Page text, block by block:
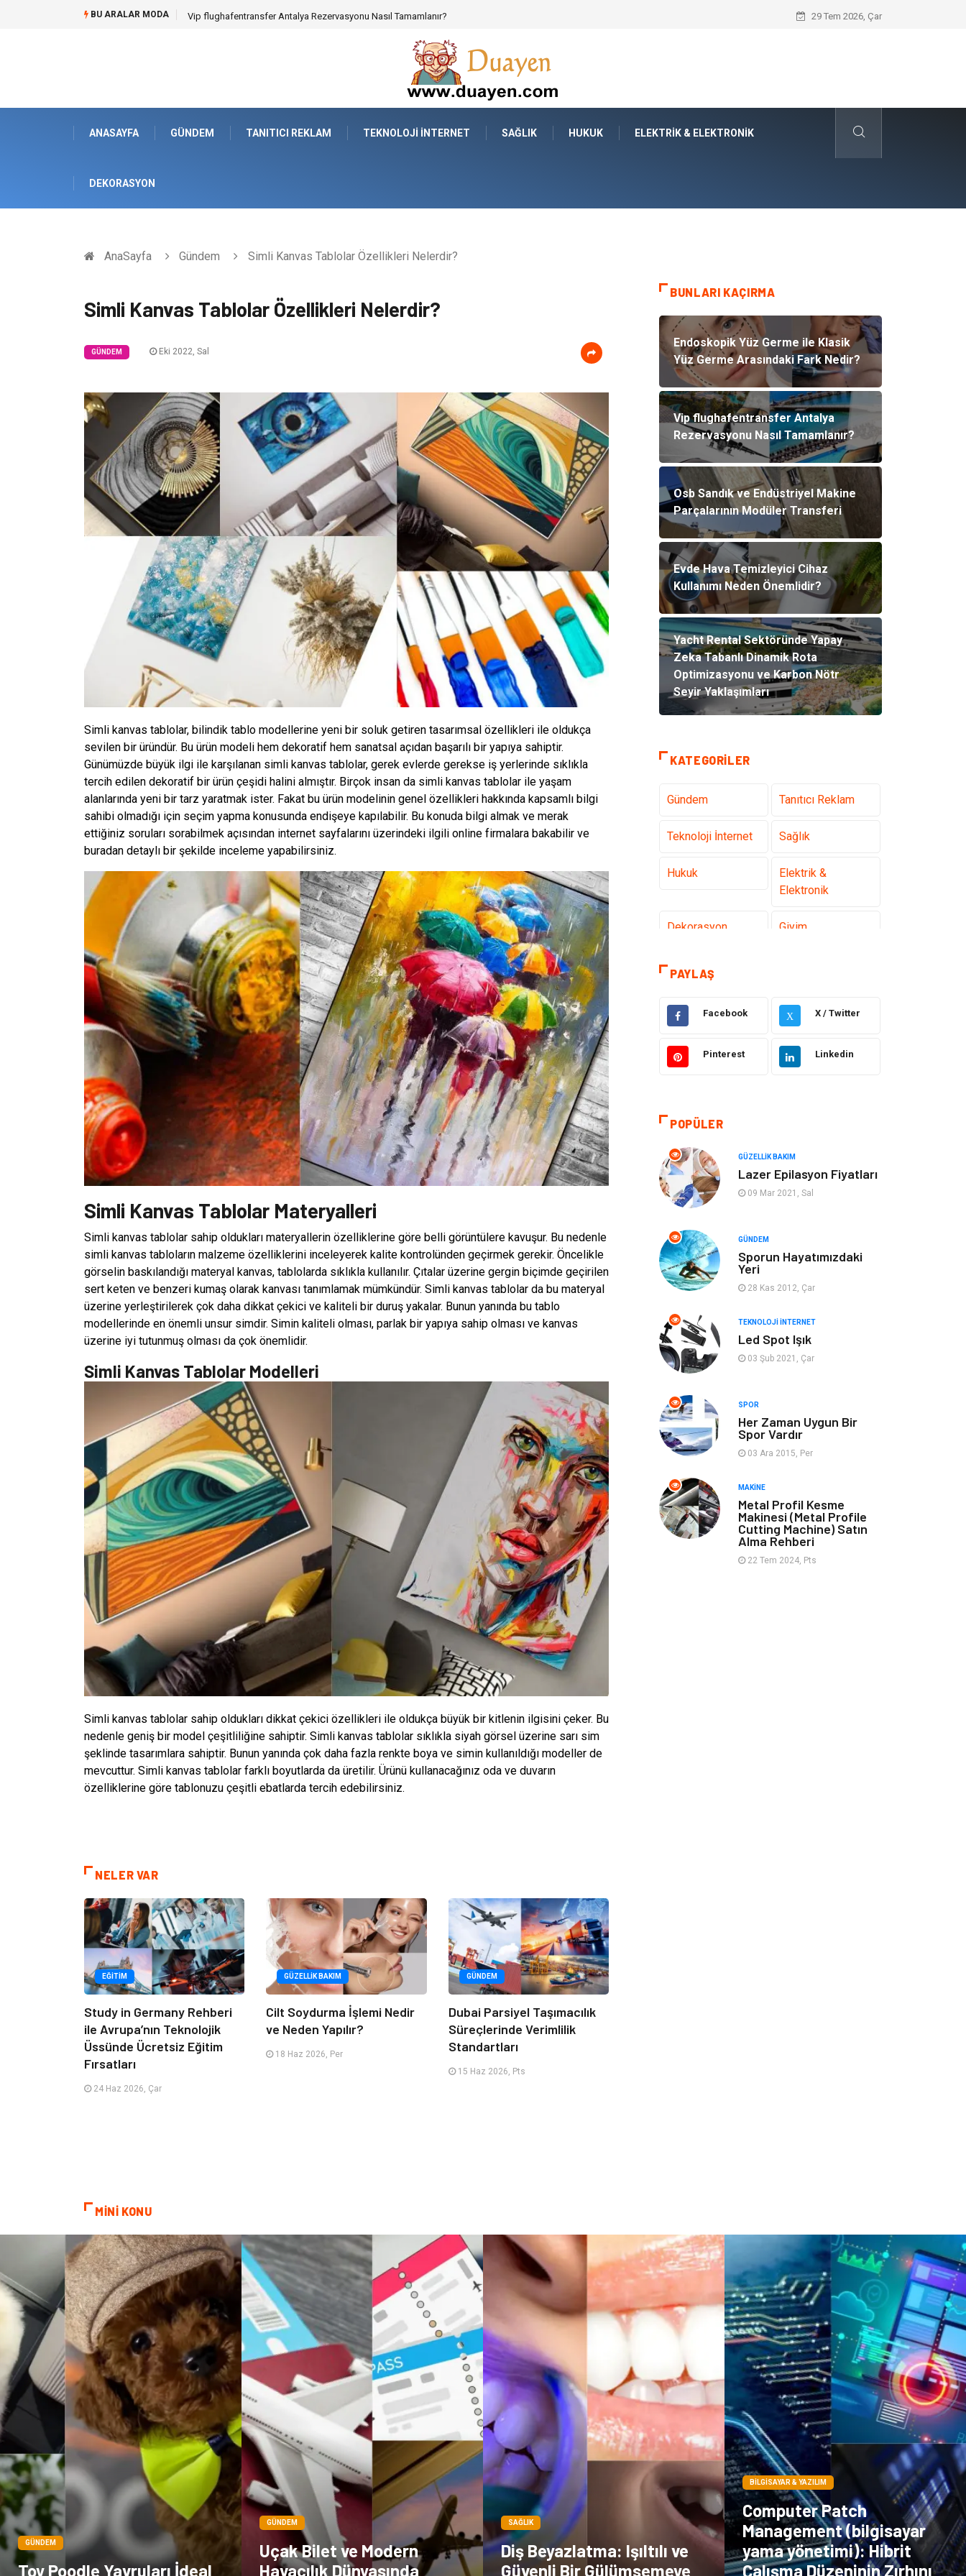
BU ARALAR MODA Osb Sandık ve Endüstriyel Makine Parçalarının Modüler Transferi Evde Hava Temizleyici Cihaz Kullanımı
29 Tem 2026, Çar
ANASAYFA GÜNDEM TANITICI REKLAM TEKNOLOJI İNTERNET SAĞLIK HUKUK ELEKTRIK & ELEKTRONIK
DEKORASYON
AnaSayfa Gündem Simli Kanvas Tablolar Özellikleri Nelerdir?
Simli Kanvas Tablolar Özellikleri Nelerdir?
GÜNDEM Eki 2022, Sal
Simli kanvas tablolar, bilindik tablo modellerine yeni bir soluk getiren tasarımsal özellikleri ile oldukça
sevilen bir üründür. Bu ürün modeli hem dekoratif hem sanatsal açıdan başarılı bir yapıya sahiptir.
Günümüzde büyük ilgi ile karşılanan simli kanvas tablolar, gerek evlerde gerekse iş yerlerinde sıklıkla
tercih edilen dekoratif bir ürün çeşidi halini almıştır. Birçok insan da simli kanvas tablolar ile yaşam
alanlarında yeni bir tarz yaratmak ister. Fakat bu ürün modelinin genel özellikleri hakkında kapsamlı bilgi
sahibi olmadığı için seçim yapma konusunda endişeye kapılabilir. Bu konuda bilgi almak ve merak
ettiğiniz soruları sorabilmek açısından internet sayfalarını üzerindeki ilgili online firmalara bakabilir ve
buradan detaylı bir şekilde inceleme yapabilirsiniz.
Simli Kanvas Tablolar Materyalleri
Simli kanvas tablolar sahip oldukları materyallerin özelliklerine göre belli görüntülere kavuşur. Bu nedenle
simli kanvas tabloların malzeme özelliklerini inceleyerek kalite kontrolünden geçirmek gerekir. Öncelikle
görselin baskılandığı materyal kanvas, tablolarda sıklıkla kullanılır. Çıtalar üzerine gergin biçimde geçirilen
sert keten ve benzeri kumaş olarak kanvası tanımlamak mümkündür. Simli kanvas tablolar da bu materyal
üzerine yerleştirilerek çok daha dikkat çekici ve kaliteli bir duruş yakalar. Bunun yanında bu tablo
modellerinde en önemli unsur simdir. Simin kaliteli olması, parlak bir yapıya sahip olması ve kanvas
üzerine iyi tutunmuş olması da çok önemlidir.
Simli Kanvas Tablolar Modelleri
Simli kanvas tablolar sahip oldukları dikkat çekici özellikleri ile oldukça büyük bir kitlenin ilgisini çeker. Bu
nedenle geniş bir model çeşitliliğine sahiptir. Simli kanvas tablolar sıklıkla siyah görsel üzerine sarı sim
şeklinde tasarımlara sahiptir. Bunun yanında çok daha fazla renkte boya ve simin kullanıldığı modeller de
mevcuttur. Simli kanvas tablolar farklı boyutlarda da üretilir. Ürünü kullanacağınız oda ve duvarın
özelliklerine göre tablonuzu çeşitli ebatlarda tercih edebilirsiniz.
NELER VAR
EĞITIM
Study in Germany Rehberi
ile Avrupa’nın Teknolojik
Üssünde Ücretsiz Eğitim
Fırsatları
24 Haz 2026, Çar
GÜZELLIK BAKIM
Cilt Soydurma İşlemi Nedir
ve Neden Yapılır?
18 Haz 2026, Per
GÜNDEM
Dubai Parsiyel Taşımacılık
Süreçlerinde Verimlilik
Standartları
15 Haz 2026, Pts
BUNLARI KAÇIRMA
Endoskopik Yüz Germe ile Klasik
Yüz Germe Arasındaki Fark Nedir?
Vip flughafentransfer Antalya
Rezervasyonu Nasıl Tamamlanır?
Osb Sandık ve Endüstriyel Makine
Parçalarının Modüler Transferi
Evde Hava Temizleyici Cihaz
Kullanımı Neden Önemlidir?
Yacht Rental Sektöründe Yapay
Zeka Tabanlı Dinamik Rota
Optimizasyonu ve Karbon Nötr
Seyir Yaklaşımları
KATEGORILER
Gündem Tanıtıcı Reklam
Teknoloji İnternet Sağlık
Hukuk
Elektrik &
Elektronik
Dekorasyon Giyim
Otomotiv
Anne Çocuk
Organizasyon Moda
Bilgisayar &
Yazılım
Tatil
Müzik
Spor İnternet
Nakliye Aksesuar
Mobilya Finans Ekonomi
Sigorta
Bebek Giyim
Tarım &
Hayvancılık
PAYLAŞ
Facebook X X / Twitter
Pinterest Linkedin
POPÜLER
GÜZELLIK BAKIM
Lazer Epilasyon Fiyatları
09 Mar 2021, Sal
GÜNDEM
Sporun Hayatımızdaki
Yeri
28 Kas 2012, Çar
TEKNOLOJI İNTERNET
Led Spot Işık
03 Şub 2021, Çar
SPOR
Her Zaman Uygun Bir
Spor Vardır
03 Ara 2015, Per
MAKINE
Metal Profil Kesme
Makinesi (Metal Profile
Cutting Machine) Satın
Alma Rehberi
22 Tem 2024, Pts
MİNİ KONU
GÜNDEM
Toy Poodle Yavruları İdeal
GÜNDEM
Uçak Bilet ve Modern
Havacılık Dünyasında
SAĞLIK
Diş Beyazlatma: Işıltılı ve
Güvenli Bir Gülümsemeye
BILGISAYAR & YAZILIM
Computer Patch
Management (bilgisayar
yama yönetimi): Hibrit
Çalışma Düzeninin Zırhını